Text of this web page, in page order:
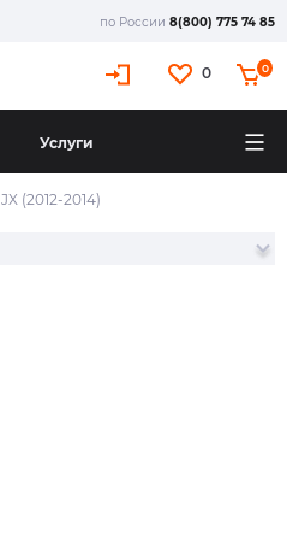
по России 8(800) 775 74 85
0 0
Услуги
JX (2012-2014)